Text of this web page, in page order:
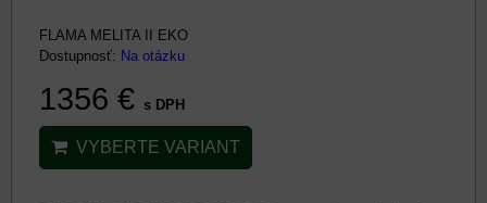
FLAMA MELITA II EKO
Dostupnosť: Na otázku
1356 € s DPH
VYBERTE VARIANT